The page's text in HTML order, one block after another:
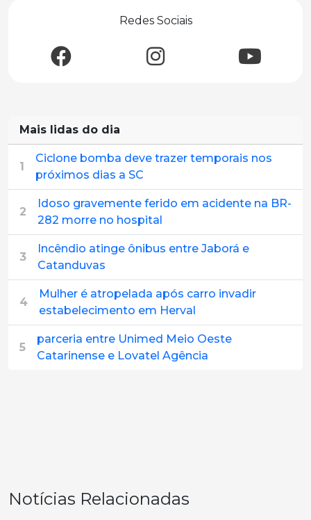
Redes Sociais
Mais lidas do dia
1
Ciclone bomba deve trazer temporais nos
próximos dias a SC
2
Idoso gravemente ferido em acidente na BR-
282 morre no hospital
3
Incêndio atinge ônibus entre Jaborá e
Catanduvas
4
Mulher é atropelada após carro invadir
estabelecimento em Herval
5
parceria entre Unimed Meio Oeste
Catarinense e Lovatel Agência
Notícias Relacionadas